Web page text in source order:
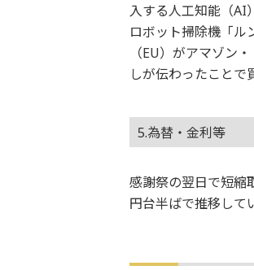
入する人工知能（AI
ロボット掃除機「ル
（EU）がアマゾン
しが伝わったことで
5.為替・金利等
感謝祭の翌日で短縮
円台半ばで推移して